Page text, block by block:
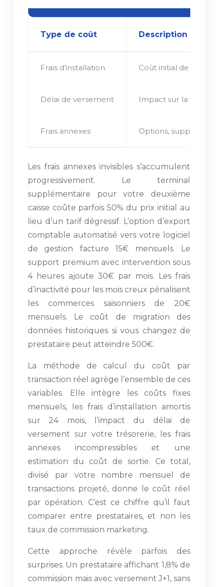
Type de coût Description
Frais d’installation Coût initial de mise
Délai de versement Impact sur la
Frais annexes Options, support
Les frais annexes invisibles s’accumulent
progressivement. Le terminal
supplémentaire pour votre deuxième
caisse coûte parfois 50% du prix initial au
lieu d’un tarif dégressif. L’option d’export
comptable automatisé vers votre logiciel
de gestion facture 15€ mensuels. Le
support premium avec intervention sous
4 heures ajoute 30€ par mois. Les frais
d’inactivité pour les mois creux pénalisent
les commerces saisonniers de 20€
mensuels. Le coût de migration des
données historiques si vous changez de
prestataire peut atteindre 500€.
La méthode de calcul du coût par
transaction réel agrège l’ensemble de ces
variables. Elle intègre les coûts fixes
mensuels, les frais d’installation amortis
sur 24 mois, l’impact du délai de
versement sur votre trésorerie, les frais
annexes incompressibles et une
estimation du coût de sortie. Ce total,
divisé par votre nombre mensuel de
transactions projeté, donne le coût réel
par opération. C’est ce chiffre qu’il faut
comparer entre prestataires, et non les
taux de commission marketing.
Cette approche révèle parfois des
surprises. Un prestataire affichant 1,8% de
commission mais avec versement J+1, sans